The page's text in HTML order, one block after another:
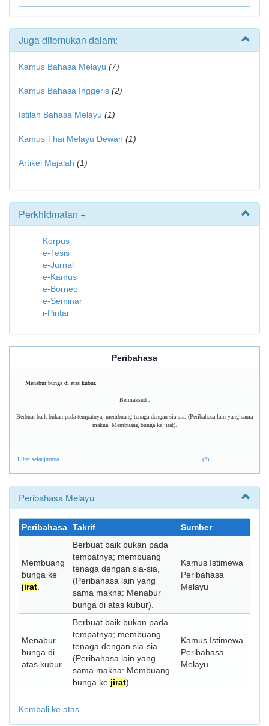
Juga ditemukan dalam:
Kamus Bahasa Melayu (7)
Kamus Bahasa Inggeris (2)
Istilah Bahasa Melayu (1)
Kamus Thai Melayu Dewan (1)
Artikel Majalah (1)
Perkhidmatan +
Korpus
e-Tesis
e-Jurnal
e-Kamus
e-Borneo
e-Seminar
i-Pintar
Peribahasa
Menabur bunga di atas kubur.
Bermaksud :
Berbuat baik bukan pada tempatnya; membuang tenaga dengan sia-sia. (Peribahasa lain yang sama
makna: Membuang bunga ke jirat).
Lihat selanjutnya... (2)
Peribahasa Melayu
Peribahasa Takrif Sumber
Membuang
bunga ke
jirat
Berbuat baik bukan pada
tempatnya; membuang
tenaga dengan sia-sia,
(Peribahasa lain yang
sama makna: Menabur
bunga di atas kubur).
Kamus Istimewa
Peribahasa
Melayu
Menabur
bunga di
atas kubur.
Berbuat baik bukan pada
tempatnya; membuang
tenaga dengan sia-sia.
(Peribahasa lain yang
sama makna: Membuang
bunga ke jirat).
Kamus Istimewa
Peribahasa
Melayu
Kembali ke atas